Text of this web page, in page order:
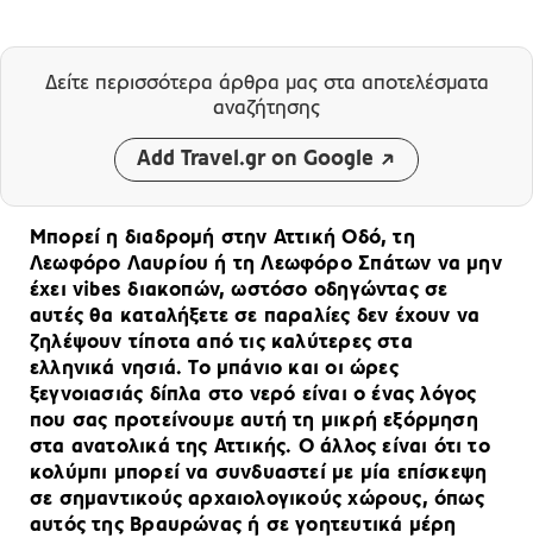
Δείτε περισσότερα άρθρα μας στα αποτελέσματα
αναζήτησης
Add Travel.gr on Google
Μπορεί η διαδρομή στην Αττική Οδό, τη
Λεωφόρο Λαυρίου ή τη Λεωφόρο Σπάτων να μην
έχει vibes διακοπών, ωστόσο οδηγώντας σε
αυτές θα καταλήξετε σε παραλίες δεν έχουν να
ζηλέψουν τίποτα από τις καλύτερες στα
ελληνικά νησιά. Το μπάνιο και οι ώρες
ξεγνοιασιάς δίπλα στο νερό είναι ο ένας λόγος
που σας προτείνουμε αυτή τη μικρή εξόρμηση
στα ανατολικά της Αττικής. Ο άλλος είναι ότι το
κολύμπι μπορεί να συνδυαστεί με μία επίσκεψη
σε σημαντικούς αρχαιολογικούς χώρους, όπως
αυτός της Βραυρώνας ή σε γοητευτικά μέρη